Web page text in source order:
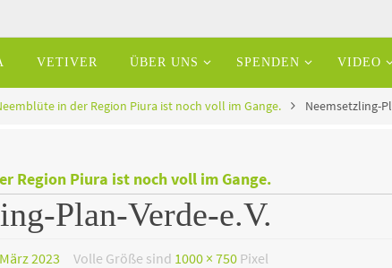
VETIVER ÜBER UNS SPENDEN VIDEO
in der Region Piura ist noch voll im Gange. Neemsetzling-
Region Piura ist noch voll im Gange.
Plan-Verde-e.V.
2023 Volle Größe sind 1000 × 750 Pixel